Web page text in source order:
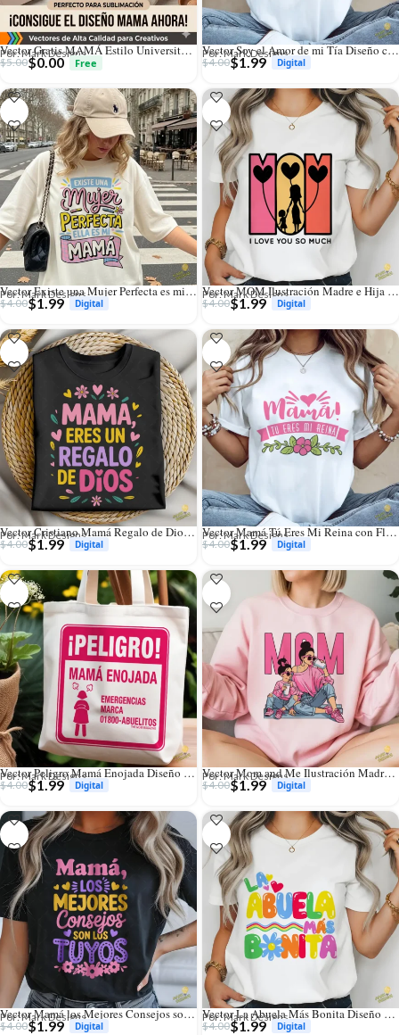
Vector Gratis MAMÁ Estilo Universitario para Sublimación
Por: Mark Designs
$5.00$0.00
Vector Soy el Amor de mi Tía Diseño con Corona para Sublimar
Por: Mark Designs
$4.00$1.99
Vector Existe una Mujer Perfecta es mi Mamá para Sublimación
Por: Mark Designs
$4.00$1.99
Vector MOM Ilustración Madre e Hija Corazones para Sublimación
Por: Mark Designs
$4.00$1.99
Vector Cristiano Mamá Regalo de Dios Diseño para Sublimación
Por: Mark Designs
$4.00$1.99
Vector Mamá Tú Eres Mi Reina con Flores para Sublimación
Por: Mark Designs
$4.00$1.99
Vector Peligro Mamá Enojada Diseño Divertido para Sublimación
Por: Mark Designs
$4.00$1.99
Vector Mom and Me Ilustración Madre e Hija para Sublimación
Por: Mark Designs
$4.00$1.99
Vector Mamá los Mejores Consejos son los Tuyos para Sublimación
Por: Mark Designs
$4.00$1.99
Vector La Abuela Más Bonita Diseño Colorido para Sublimación
Por: Mark Designs
$4.00$1.99